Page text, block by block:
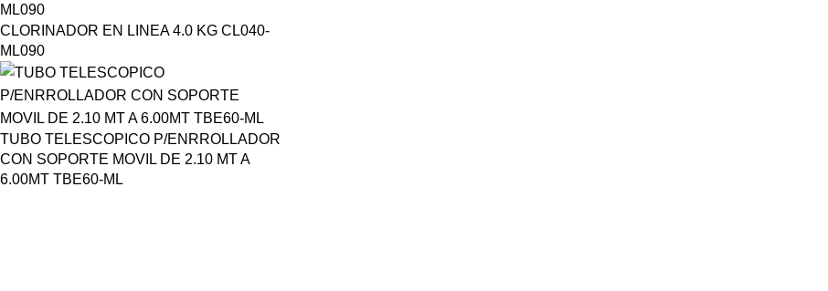
CLORINADOR EN LINEA 4.0 KG CL040-
ML090
TUBO TELESCOPICO P/ENRROLLADOR
CON SOPORTE MOVIL DE 2.10 MT A
6.00MT TBE60-ML